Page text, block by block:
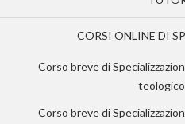
CORSI ONLINE DI
Corso breve di
Corso breve di